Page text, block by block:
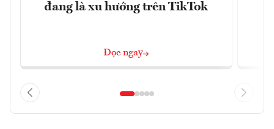
đang là xu hướng trên TikTok
Đọc ngay